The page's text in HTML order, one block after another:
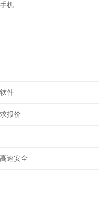
机
件
报价
速安全